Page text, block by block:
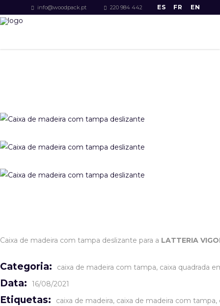
info@woodpack.pt 220 984 442 ES FR EN
Caixa de madeira com tampa deslizante para a LATTERIA
Categoria: caixa de madeira com tampa caixa quadrada
Data: 16/08/2021
Etiquetas: caixa de madeira caixa de madeira com tampa